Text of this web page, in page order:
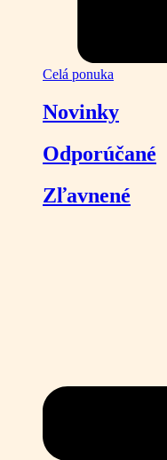
Celá ponuka
Novinky
Odporúčané
Zľavnené